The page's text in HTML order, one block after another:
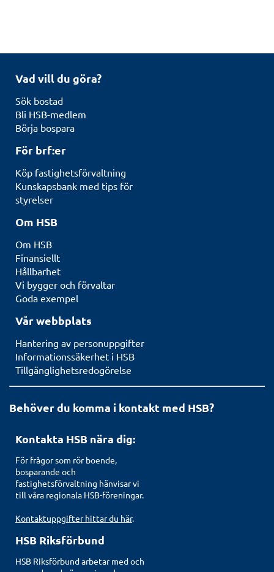
Vad vill du göra?
Sök bostad
Bli HSB-medlem
Börja bospara
För brf:er
Köp fastighetsförvaltning
Kunskapsbank med tips för
styrelser
Om HSB
Om HSB
Finansiellt
Hållbarhet
Vi bygger och förvaltar
Goda exempel
Vår webbplats
Hantering av personuppgifter
Informationssäkerhet i HSB
Tillgänglighetsredogörelse
Behöver du komma i kontakt med HSB?
Kontakta HSB nära dig:
För frågor som rör boende,
bosparande och
fastighetsförvaltning hänvisar vi
till våra regionala HSB-föreningar.
Kontaktuppgifter hittar du här.
HSB Riksförbund
HSB Riksförbund arbetar med och